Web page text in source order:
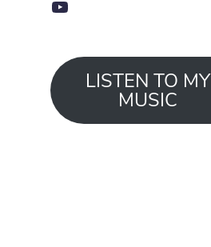
LISTEN TO MY
MUSIC